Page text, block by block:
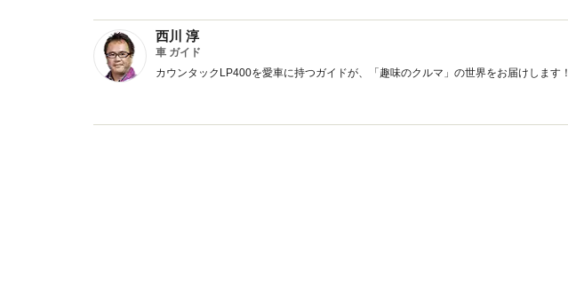
西川 淳
車 ガイド
カウンタックLP400を愛車に持つガイドが、「趣味のクルマ」の世界をお届けします！